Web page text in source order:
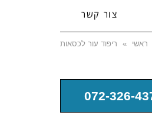
צור קשר
ראשי » ריפוד עור לכסאות